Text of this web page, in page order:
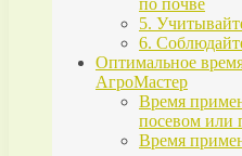
по почве
5.
6.
Оптимальное
АгроМастер
Время
посевом или
Время